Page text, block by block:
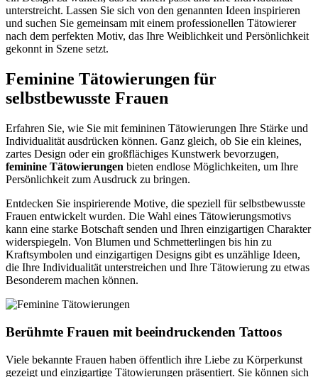
unterstreicht. Lassen Sie sich von den genannten Ideen inspirieren
und suchen Sie gemeinsam mit einem professionellen Tätowierer
nach dem perfekten Motiv, das Ihre Weiblichkeit und Persönlichkeit
gekonnt in Szene setzt.
Feminine Tätowierungen für
selbstbewusste Frauen
Erfahren Sie, wie Sie mit femininen Tätowierungen Ihre Stärke und
Individualität ausdrücken können. Ganz gleich, ob Sie ein kleines,
zartes Design oder ein großflächiges Kunstwerk bevorzugen,
feminine Tätowierungen bieten endlose Möglichkeiten, um Ihre
Persönlichkeit zum Ausdruck zu bringen.
Entdecken Sie inspirierende Motive, die speziell für selbstbewusste
Frauen entwickelt wurden. Die Wahl eines Tätowierungsmotivs
kann eine starke Botschaft senden und Ihren einzigartigen Charakter
widerspiegeln. Von Blumen und Schmetterlingen bis hin zu
Kraftsymbolen und einzigartigen Designs gibt es unzählige Ideen,
die Ihre Individualität unterstreichen und Ihre Tätowierung zu etwas
Besonderem machen können.
Berühmte Frauen mit beeindruckenden Tattoos
Viele bekannte Frauen haben öffentlich ihre Liebe zu Körperkunst
gezeigt und einzigartige Tätowierungen präsentiert. Sie können sich